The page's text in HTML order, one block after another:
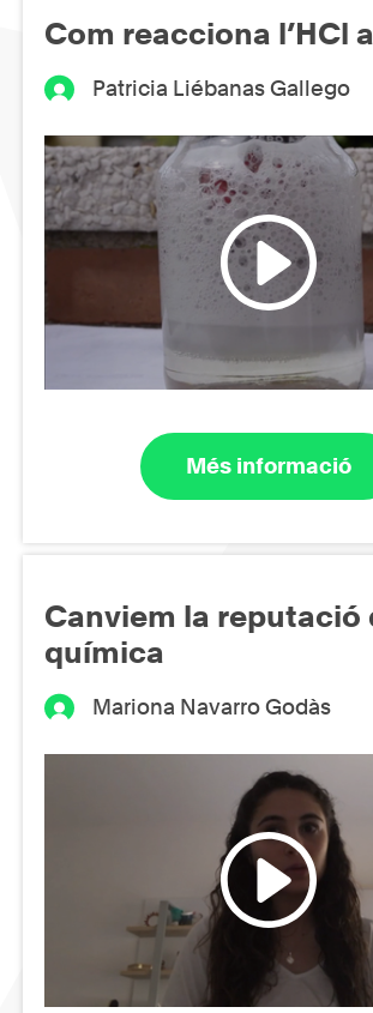
Com reacciona l’HCl
Patricia Liébanas Gallego
Més informació
Canviem la reputació
química
Mariona Navarro Godàs